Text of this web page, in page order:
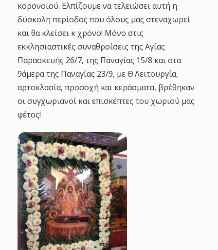
κορονοϊού. Ελπίζουμε να τελειώσει αυτή η
δύσκολη περίοδος που όλους μας στεναχωρεί
και θα κλείσει κ χρόνο! Μόνο στις
εκκλησιαστικές συναθροίσεις της Αγίας
Παρασκευής 26/7, της Παναγίας 15/8 και στα
9άμερα της Παναγίας 23/9, με Θ.Λειτουργία,
αρτοκλασία, προσοχή και κεράσματα, βρέθηκαν
οι συγχωριανοί και επισκέπτες του χωριού μας
φέτος!